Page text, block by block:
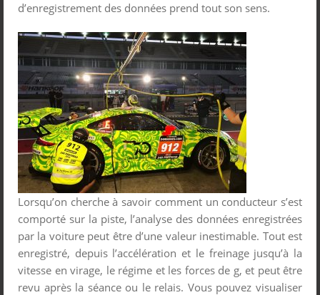
d’enregistrement des données prend tout son sens.
Lorsqu’on cherche à savoir comment un conducteur s’est
comporté sur la piste, l’analyse des données enregistrées
par la voiture peut être d’une valeur inestimable. Tout est
enregistré, depuis l’accélération et le freinage jusqu’à la
vitesse en virage, le régime et les forces de g, et peut être
revu après la séance ou le relais. Vous pouvez visualiser